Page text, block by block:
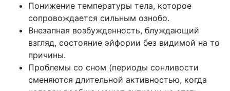
Понижение температуры тела, которое
сопровождается сильным ознобо.
Внезапная возбужденность, блуждающий
взгляд, состояние эйфории без видимой на то
причины.
Проблемы со сном (периоды сонливости
сменяются длительной активностью, когда